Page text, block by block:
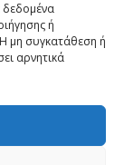
δεδομένα
ή
μη συγκατάθεση ή
αρνητικά